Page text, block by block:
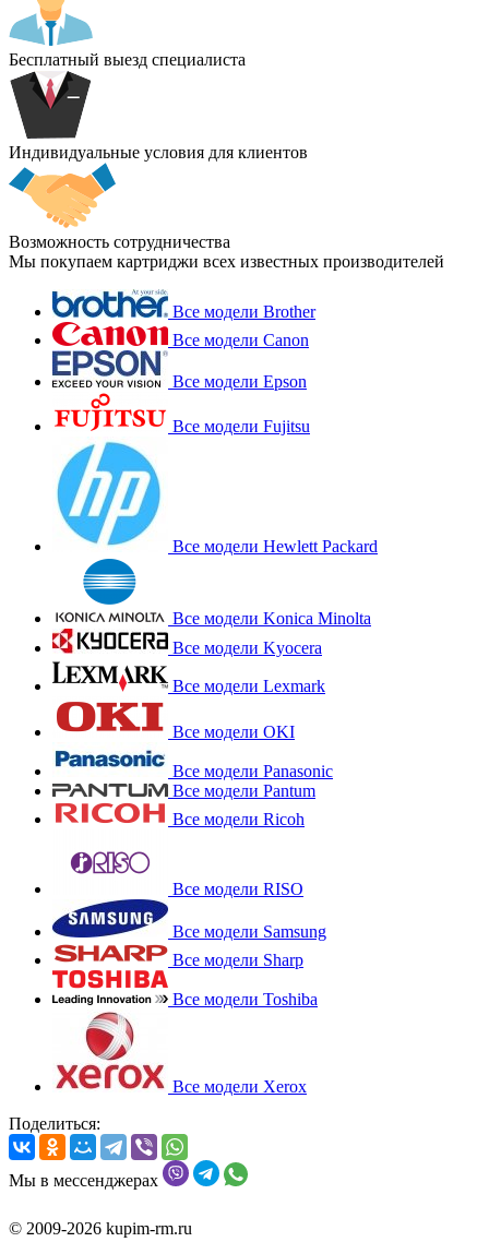
Бесплатный выезд специалиста
Индивидуальные условия для клиентов
Возможность сотрудничества
Мы покупаем картриджи всех известных производителей
Все модели Brother
Все модели Canon
Все модели Epson
Все модели Fujitsu
Все модели Hewlett Packard
Все модели Konica Minolta
Все модели Kyocera
Все модели Lexmark
Все модели OKI
Все модели Panasonic
Все модели Pantum
Все модели Ricoh
Все модели RISO
Все модели Samsung
Все модели Sharp
Все модели Toshiba
Все модели Xerox
Поделиться:
Мы в мессенджерах
© 2009-2026 kupim-rm.ru